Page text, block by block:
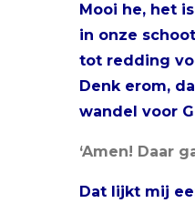
Mooi he, het
in onze
tot redding
Denk erom,
wandel voor
‘Amen! Daar
Dat lijkt mij